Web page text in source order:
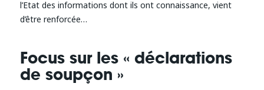
l’Etat des informations dont ils ont connaissance, vient
d’être renforcée…
Focus sur les « déclarations
de soupçon »